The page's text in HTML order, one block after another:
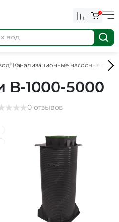
0
Канализационные насосные
В-1000-5000
0 отзывов